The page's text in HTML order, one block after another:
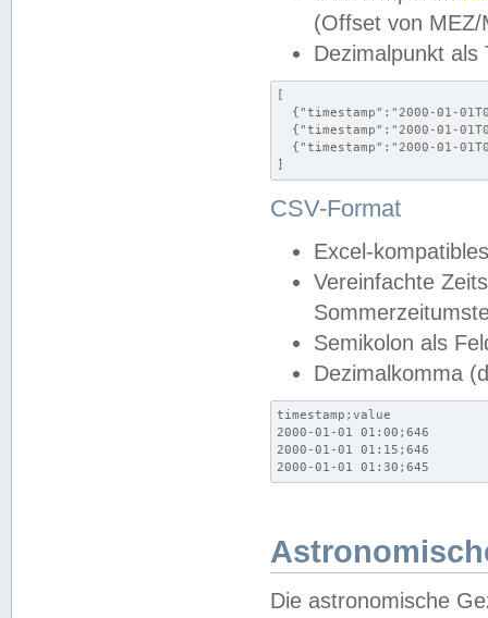
(Offset von MEZ/
Dezimalpunkt als
[
{"timestamp":"2000-01-
{"timestamp":"2000-01-
{"timestamp":"2000-01-
]
CSV-Format
Excel-
Vereinfachte
Semikolon als
Dezimalkomma
timestamp;value
2000-01-01 01:00;646
2000-01-01 01:15;646
2000-01-01 01:30;645
Die astronomische